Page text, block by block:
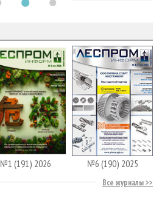
№1 (191) 2026 №6 (190) 2025
Все журналы